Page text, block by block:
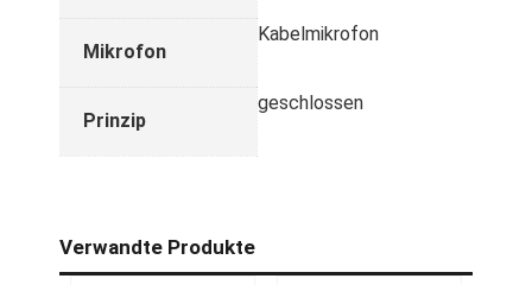
Mikrofon
Kabelmikrofon
Prinzip
geschlossen
Verwandte Produkte